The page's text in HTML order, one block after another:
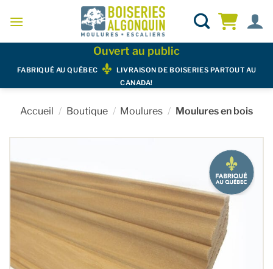
Ouvert au public
FABRIQUÉ AU QUÉBEC
LIVRAISON DE BOISERIES PARTOUT AU
CANADA!
Accueil / Boutique / Moulures / Moulures en bois